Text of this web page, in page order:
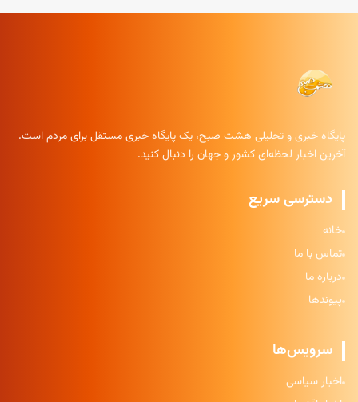
پایگاه خبری و تحلیلی هشت صبح، یک پایگاه خبری مستقل برای مردم است.
آخرین اخبار لحظه‌ای کشور و جهان را دنبال کنید.
دسترسی سریع
خانه
تماس با ما
درباره ما
پیوندها
سرویس‌ها
اخبار سیاسی